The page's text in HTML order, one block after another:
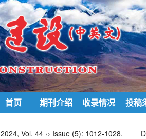
首页 期刊介绍 收录情况 投稿
2024, Vol. 44 ›› Issue (5): 1012-1028.